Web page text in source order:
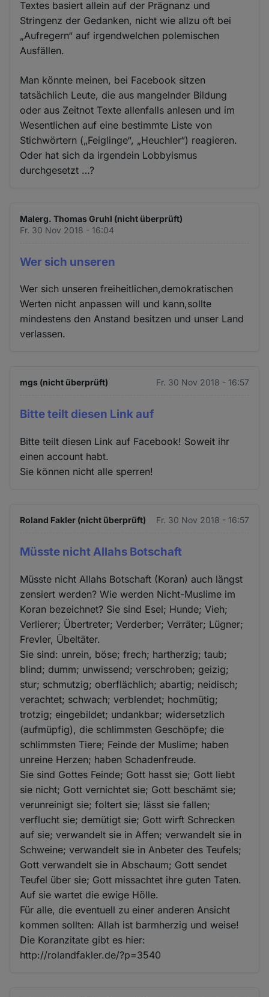
Textes basiert allein auf der Prägnanz und
Stringenz der Gedanken, nicht wie allzu oft bei
„Aufregern“ auf irgendwelchen polemischen
Ausfällen.
Man könnte meinen, bei Facebook sitzen
tatsächlich Leute, die aus mangelnder Bildung
oder aus Zeitnot Texte allenfalls anlesen und im
Wesentlichen auf eine bestimmte Liste von
Stichwörtern („Feiglinge“, „Heuchler“) reagieren.
Oder hat sich da irgendein Lobbyismus
durchgesetzt …?
Malerg. Thomas Gruhl (nicht überprüft)
Fr. 30 Nov 2018 - 16:04
Wer sich unseren
Wer sich unseren freiheitlichen,demokratischen
Werten nicht anpassen will und kann,sollte
mindestens den Anstand besitzen und unser Land
verlassen.
mgs (nicht überprüft) Fr. 30 Nov 2018 - 16:57
Bitte teilt diesen Link auf
Bitte teilt diesen Link auf Facebook! Soweit ihr
einen account habt.
Sie können nicht alle sperren!
Roland Fakler (nicht überprüft) Fr. 30 Nov 2018 - 16:57
Müsste nicht Allahs Botschaft
Müsste nicht Allahs Botschaft (Koran) auch längst
zensiert werden? Wie werden Nicht-Muslime im
Koran bezeichnet? Sie sind Esel; Hunde; Vieh;
Verlierer; Übertreter; Verderber; Verräter; Lügner;
Frevler, Übeltäter.
Sie sind: unrein, böse; frech; hartherzig; taub;
blind; dumm; unwissend; verschroben; geizig;
stur; schmutzig; oberflächlich; abartig; neidisch;
verachtet; schwach; verblendet; hochmütig;
trotzig; eingebildet; undankbar; widersetzlich
(aufmüpfig), die schlimmsten Geschöpfe; die
schlimmsten Tiere; Feinde der Muslime; haben
unreine Herzen; haben Schadenfreude.
Sie sind Gottes Feinde; Gott hasst sie; Gott liebt
sie nicht; Gott vernichtet sie; Gott beschämt sie;
verunreinigt sie; foltert sie; lässt sie fallen;
verflucht sie; demütigt sie; Gott wirft Schrecken
auf sie; verwandelt sie in Affen; verwandelt sie in
Schweine; verwandelt sie in Anbeter des Teufels;
Gott verwandelt sie in Abschaum; Gott sendet
Teufel über sie; Gott missachtet ihre guten Taten.
Auf sie wartet die ewige Hölle.
Für alle, die eventuell zu einer anderen Ansicht
kommen sollten: Allah ist barmherzig und weise!
Die Koranzitate gibt es hier:
http://rolandfakler.de/?p=3540